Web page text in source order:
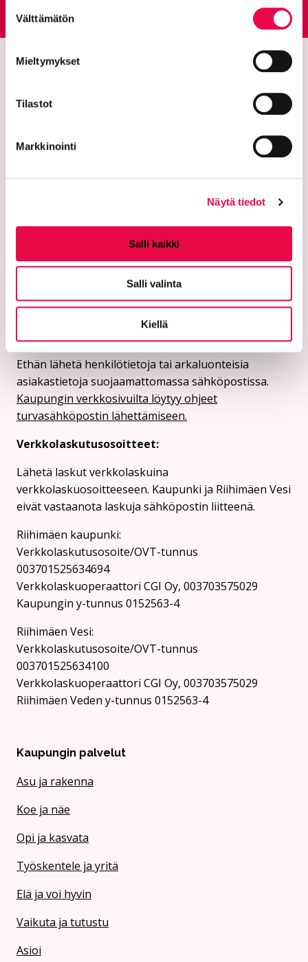
valinta
Välttämätön
Mieltymykset
Tilastot
Markkinointi
Näytä tiedot
Salli kaikki
Salli valinta
Kiellä
Siirtyy ulkoiselle
Riihimäen kaupunki
Vaihde: 019 758 4000
Sähköpostiosoitteet:
etunimi.sukunimi@riihimaki.fi
Turvasähköpostiosoite:
Ethän lähetä henkilötietoja tai arkaluonteisia
asiakastietoja suojaamattomassa sähköpostissa.
Kaupungin verkkosivuilta löytyy ohjeet
turvasähköpostin lähettämiseen.
Verkkolaskutusosoitteet:
Lähetä laskut verkkolaskuina
verkkolaskuosoitteeseen. Kaupunki ja Riihimäen Vesi
eivät vastaanota laskuja sähköpostin liitteenä.
Riihimäen kaupunki:
Verkkolaskutusosoite/OVT-tunnus
003701525634694
Verkkolaskuoperaattori CGI Oy, 003703575029
Kaupungin y-tunnus 0152563-4
Rii­hi­mäen Vesi:
Verkkolaskutusosoite/OVT-tunnus
003701525634100
Verkkolaskuoperaattori CGI Oy, 003703575029
Riihimäen Veden y-tunnus 0152563-4
Kaupungin palvelut
Asu ja rakenna
Koe ja näe
Opi ja kasvata
Työskentele ja yritä
Elä ja voi hyvin
Vaikuta ja tutustu
Asioi